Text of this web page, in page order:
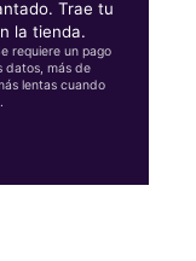
Trae tu
la tienda.
requiere un pago
datos, más de
lentas cuando